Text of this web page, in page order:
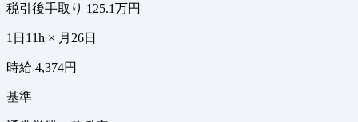
税引後手取り 125.1万円
1日11h × 月26日
時給 4,374円
基準